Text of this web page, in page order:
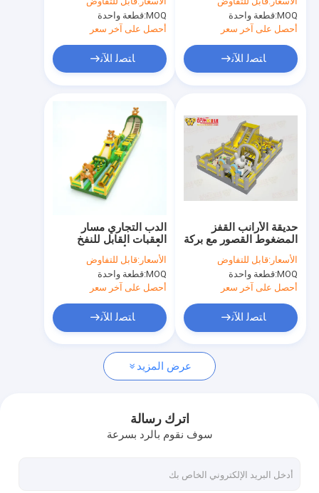
المنتجات
حولنا
جولة في المصنع
اتصل بنا
أخبار
الحالات
منزلقات قابلة للنفخ
منزلقات مائية قابلة للنفخ
MOQ: قطعة واحدة
أحصل على آخر سعر
ﺎﺘﺼﻟ ﺍﻶﻧ
MOQ: قطعة واحدة
أحصل على آخر سعر
ﺎﺘﺼﻟ ﺍﻶﻧ
الدب التجاري مسار
العقبات القابل للنفخ
الأخضر الأصفر 30*5*8m
الأسعار:قابل للتفاوض
MOQ: قطعة واحدة
أحصل على آخر سعر
ﺎﺘﺼﻟ ﺍﻶﻧ
حديقة الأرانب القفز
المضغوط القصور مع بركة
رمل
الأسعار:قابل للتفاوض
MOQ: قطعة واحدة
أحصل على آخر سعر
ﺎﺘﺼﻟ ﺍﻶﻧ
عرض المزيد
اترك رسالة
سوف نقوم بالرد بسرعة